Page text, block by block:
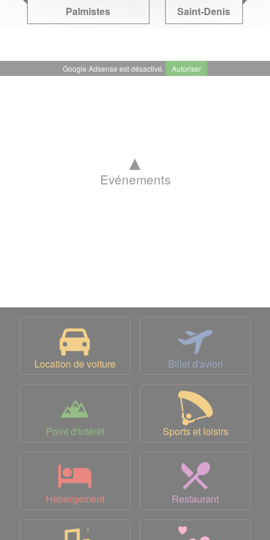
Palmistes
Saint-Denis
Google Adsense est désactivé. Autoriser
▲
Evénements
Location de voiture Billet d'avion
Point d'intérêt Sports et loisirs
Hébergement Restaurant